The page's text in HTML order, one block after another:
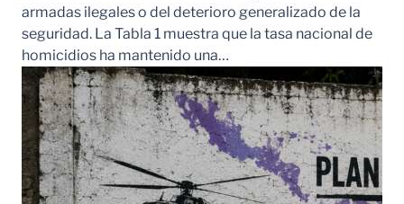
armadas ilegales o del deterioro generalizado de la
seguridad. La Tabla 1 muestra que la tasa nacional de
homicidios ha mantenido una…